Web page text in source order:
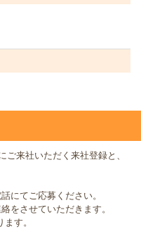
来社いただく来社登録と、
にてご応募ください。
をさせていただきます。
す。